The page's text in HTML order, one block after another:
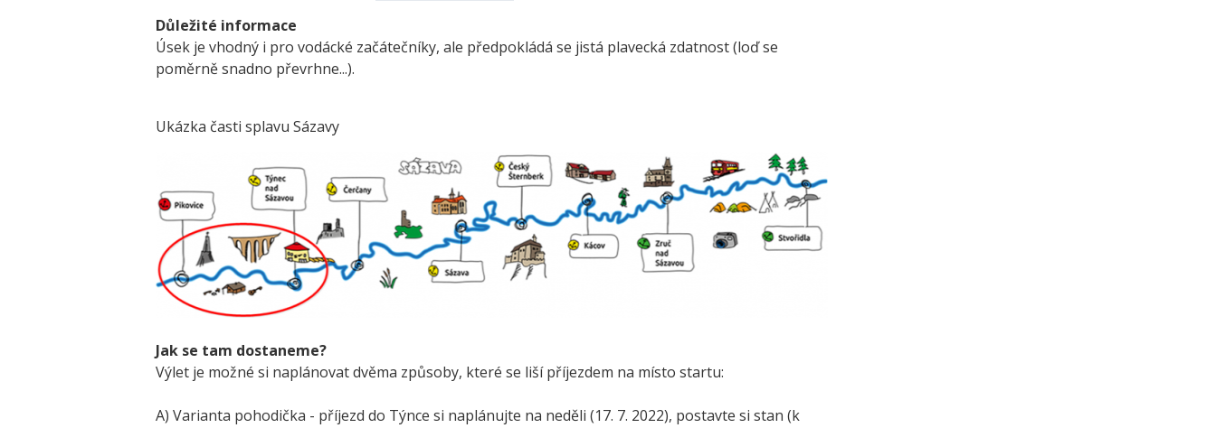
Důležité informace
Úsek je vhodný i pro vodácké začátečníky, ale předpokládá se jistá plavecká zdatnost (loď se
poměrně snadno převrhne...).
Ukázka časti splavu Sázavy
Jak se tam dostaneme?
Výlet je možné si naplánovat dvěma způsoby, které se liší příjezdem na místo startu:
A) Varianta pohodička - příjezd do Týnce si naplánujte na neděli (17. 7. 2022), postavte si stan (k